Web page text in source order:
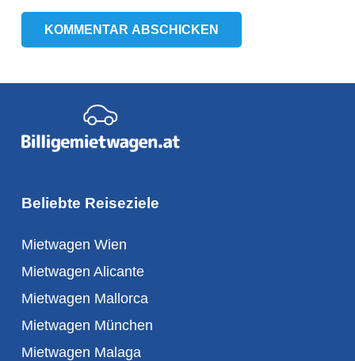
KOMMENTAR ABSCHICKEN
Beliebte Reiseziele
Mietwagen Wien
Mietwagen Alicante
Mietwagen Mallorca
Mietwagen München
Mietwagen Malaga